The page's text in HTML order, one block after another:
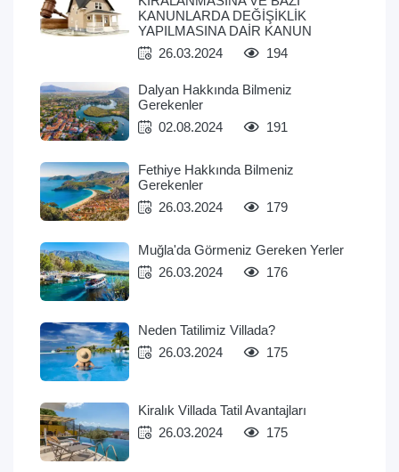
KANUNLARDA DEĞİŞİKLİK
YAPILMASINA DAİR KANUN
26.03.2024
194
Dalyan Hakkında Bilmeniz
Gerekenler
02.08.2024
191
Fethiye Hakkında Bilmeniz
Gerekenler
26.03.2024
179
Muğla'da Görmeniz Gereken Yerler
26.03.2024
176
Neden Tatilimiz Villada?
26.03.2024
175
Kiralık Villada Tatil Avantajları
26.03.2024
175